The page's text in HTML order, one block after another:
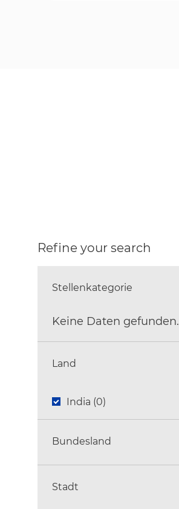
Refine your search
Stellenkategorie
Keine Daten gefunden.
Stellenkategorie
Land
LandIndia (0)
Bundesland
Stadt